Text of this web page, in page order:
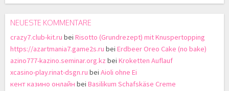
NEUESTE KOMMENTARE
crazy7.club-kit.ru bei Risotto (Grundrezept) mit Knuspertopping
https://azartmania7.game2s.ru bei Erdbeer Oreo Cake (no bake)
azino777-kazino.seminar.org.kz bei Kroketten Auflauf
xcasino-play.rinat-dsgn.ru bei Aioli ohne Ei
кент казино онлайн bei Basilikum Schafskäse Creme